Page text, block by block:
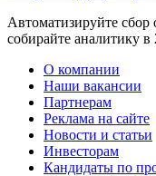
Автоматизируйте сбор
собирайте аналитику в
О компании
Наши вакансии
Партнерам
Реклама на сайте
Новости и статьи
Инвесторам
Кандидаты по